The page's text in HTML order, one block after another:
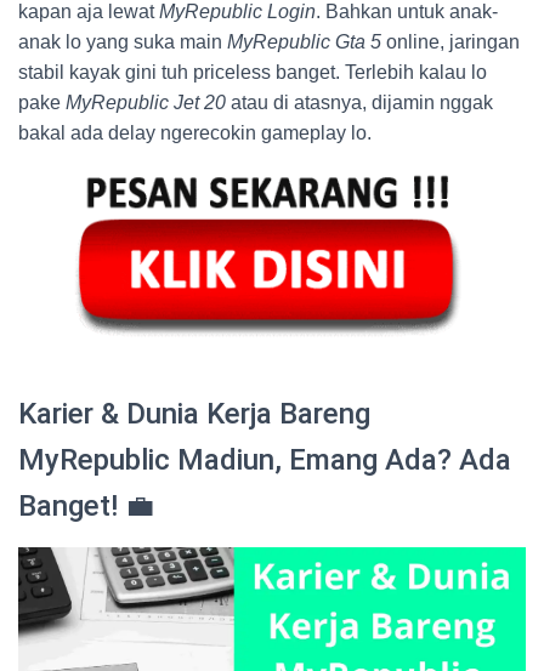
kapan aja lewatMyRepublic Login. Bahkan untuk anak-
anak lo yang suka main MyRepublic Gta 5 online, jaringan
stabil kayak gini tuh priceless banget. Terlebih kalau lo
pake MyRepublic Jet 20 atau di atasnya, dijamin nggak
bakal ada delay ngerecokin gameplay lo.
Karier & Dunia Kerja Bareng
MyRepublic Madiun, Emang Ada? Ada
Banget! 💼